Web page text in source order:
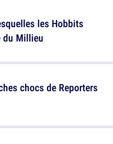
chocs de Reporters
les Hobbits
du Millieu